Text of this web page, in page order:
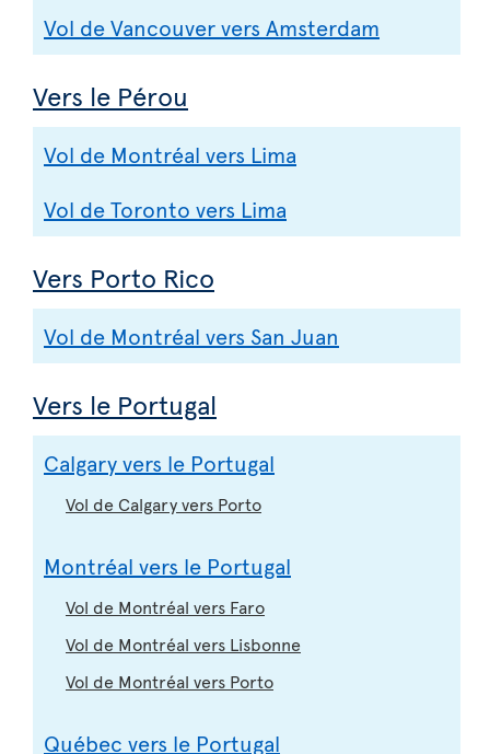
Vol de Vancouver vers Amsterdam
Vers le Pérou
Vol de Montréal vers Lima
Vol de Toronto vers Lima
Vers Porto Rico
Vol de Montréal vers San Juan
Vers le Portugal
Calgary vers le Portugal
Vol de Calgary vers Porto
Montréal vers le Portugal
Vol de Montréal vers Faro
Vol de Montréal vers Lisbonne
Vol de Montréal vers Porto
Québec vers le Portugal